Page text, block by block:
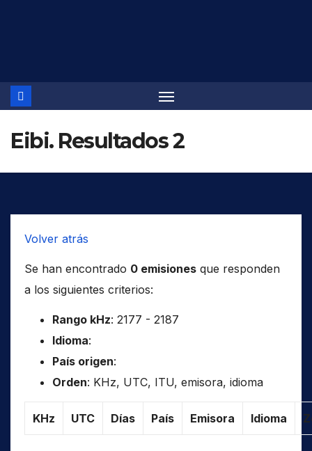
Eibi. Resultados 2
Volver atrás
Se han encontrado 0 emisiones que responden
a los siguientes criterios:
Rango kHz: 2177 - 2187
Idioma:
País origen:
Orden: KHz, UTC, ITU, emisora, idioma
KHz UTC Días País Emisora Idioma